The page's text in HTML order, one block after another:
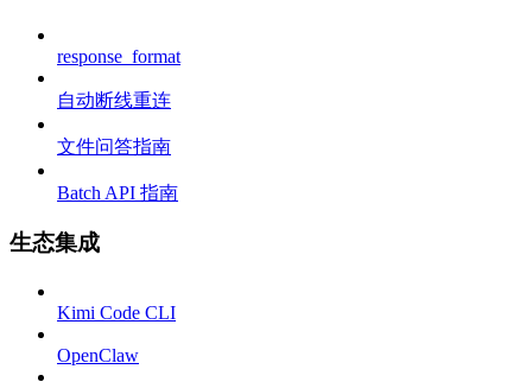
response_format
自动断线重连
文件问答指南
Batch API 指南
生态集成
Kimi Code CLI
OpenClaw